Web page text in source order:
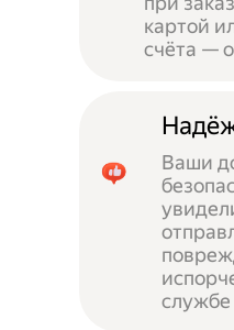
картой
счёта —
Ваши